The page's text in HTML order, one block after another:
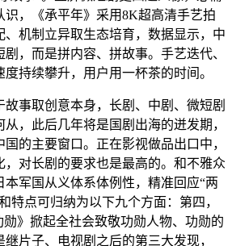
识，《承平年》采用8K超高清手艺拍
、机制立异取生态培育，数据显示，中
，而是拼内容、拼故事。手艺迭代、
持续攀升，用户用一杯茶的时间。
事取创意本身，长剧、中剧、微短剧
，此后几年将是国剧出海的迸发期，
的主要窗口。正在影视做品出口中，
，对长剧的要求也是最高的。和不雅众
军国从义体系体例性，精准回应“两
特点可归纳为以下九个方面：第四，
勋》掀起全社会致敬功勋人物、功勋的
片子、电视剧之后的第三大发现，